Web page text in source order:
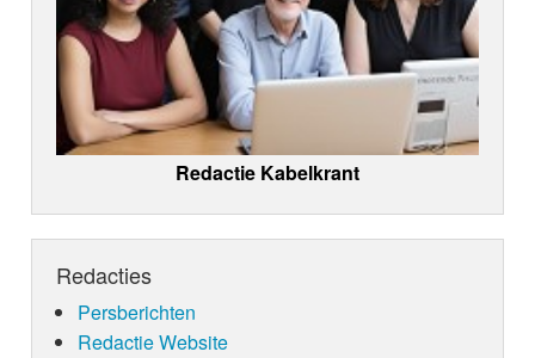
Redactie Kabelkrant
Redacties
Persberichten
Redactie Website